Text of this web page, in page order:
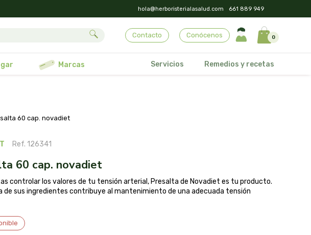
hola@herboristerialasalud.com 661 889 949
Contacto Conócenos 0
marcas Servicios Remedios y recetas
60 cap. novadiet
Ref. 126341
60 cap. novadiet
controlar los valores de tu tensión arterial, Presalta de Novadiet es tu producto.
de sus ingredientes contribuye al mantenimiento de una adecuada tensión